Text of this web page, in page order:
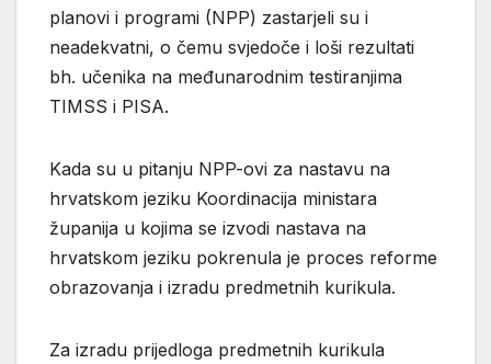
planovi i programi (NPP) zastarjeli su i
neadekvatni, o čemu svjedoče i loši rezultati
bh. učenika na međunarodnim testiranjima
TIMSS i PISA.
Kada su u pitanju NPP-ovi za nastavu na
hrvatskom jeziku Koordinacija ministara
županija u kojima se izvodi nastava na
hrvatskom jeziku pokrenula je proces reforme
obrazovanja i izradu predmetnih kurikula.
Za izradu prijedloga predmetnih kurikula